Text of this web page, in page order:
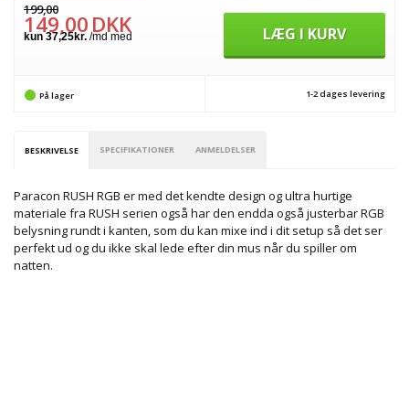
199,00
149,00DKK LÆG I KURV
På lager 1-2 dages levering
BESKRIVELSE SPECIFIKATIONER ANMELDELSER
Paracon RUSH RGB er med det kendte design og ultra hurtige
materiale fra RUSH serien også har den endda også justerbar RGB
belysning rundt i kanten, som du kan mixe ind i dit setup så det ser
perfekt ud og du ikke skal lede efter din mus når du spiller om
natten.